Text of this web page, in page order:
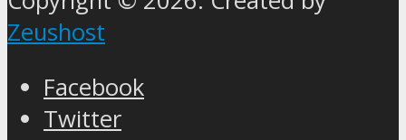
Zeushost
Facebook
Twitter